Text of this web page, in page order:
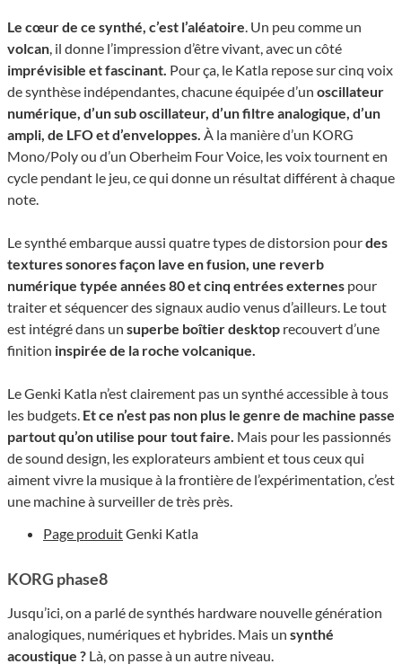
Le cœur de ce synthé, c’est l’aléatoire . Un peu comme un
volcan , il donne l’impression d’être vivant, avec un côté
imprévisible et fascinant. Pour ça, le Katla repose sur cinq voix
de synthèse indépendantes, chacune équipée d’un oscillateur
numérique, d’un sub oscillateur, d’un filtre analogique, d’un
ampli, de LFO et d’enveloppes. À la manière d’un KORG
Mono/Poly ou d’un Oberheim Four Voice, les voix tournent en
cycle pendant le jeu, ce qui donne un résultat différent à chaque
note.
Le synthé embarque aussi quatre types de distorsion pourdes
textures sonores façon lave en fusion, une reverb
numérique typée années 80 et cinq entrées externes pour
traiter et séquencer des signaux audio venus d’ailleurs. Le tout
est intégré dans un superbe boîtier desktop recouvert d’une
finition inspirée de la roche volcanique.
Le Genki Katla n’est clairement pas un synthé accessible à tous
les budgets. Et ce n’est pas non plus le genre de machine passe
partout qu’on utilise pour tout faire. Mais pour les passionnés
de sound design, les explorateurs ambient et tous ceux qui
aiment vivre la musique à la frontière de l’expérimentation, c’est
une machine à surveiller de très près.
Page produitGenki Katla
KORG phase8
Jusqu’ici, on a parlé de synthés hardware nouvelle génération
analogiques, numériques et hybrides. Mais un synthé
acoustique ? Là, on passe à un autre niveau.